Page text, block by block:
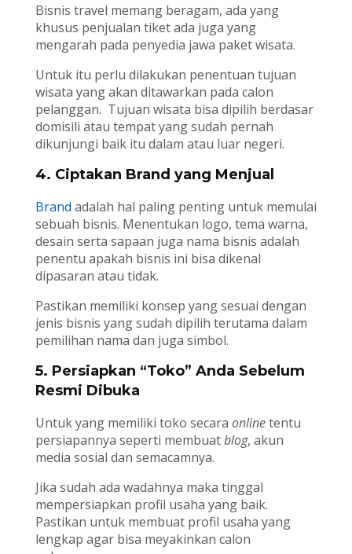
Bisnis travel memang beragam, ada yang
khusus penjualan tiket ada juga yang
mengarah pada penyedia jawa paket wisata.
Untuk itu perlu dilakukan penentuan tujuan
wisata yang akan ditawarkan pada calon
pelanggan. Tujuan wisata bisa dipilih berdasar
domisili atau tempat yang sudah pernah
dikunjungi baik itu dalam atau luar negeri.
4. Ciptakan Brand yang Menjual
Brand adalah hal paling penting untuk memulai
sebuah bisnis. Menentukan logo, tema warna,
desain serta sapaan juga nama bisnis adalah
penentu apakah bisnis ini bisa dikenal
dipasaran atau tidak.
Pastikan memiliki konsep yang sesuai dengan
jenis bisnis yang sudah dipilih terutama dalam
pemilihan nama dan juga simbol.
5. Persiapkan “Toko” Anda Sebelum
Resmi Dibuka
Untuk yang memiliki toko secara onlinetentu
persiapannya seperti membuatblog, akun
media sosial dan semacamnya.
Jika sudah ada wadahnya maka tinggal
mempersiapkan profil usaha yang baik.
Pastikan untuk membuat profil usaha yang
lengkap agar bisa meyakinkan calon